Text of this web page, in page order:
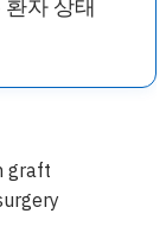
자 상태
graft